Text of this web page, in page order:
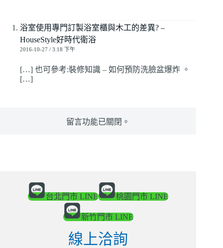
浴室使用專門訂製浴室櫃與木工的差異? –
HouseStyle好時代衛浴
2016-10-27 / 3:18 下午
[…] 也可參考:裝修知識 – 如何預防洗臉盆爆炸 。
[…]
留言功能已關閉。
台北門市 LINE 桃園門市 LINE
新竹門市 LINE
線上洽詢